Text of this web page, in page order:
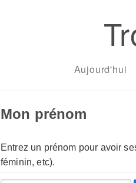
Aujourd'hui
Mon prénom
Entrez un prénom pour avoir
féminin, etc).